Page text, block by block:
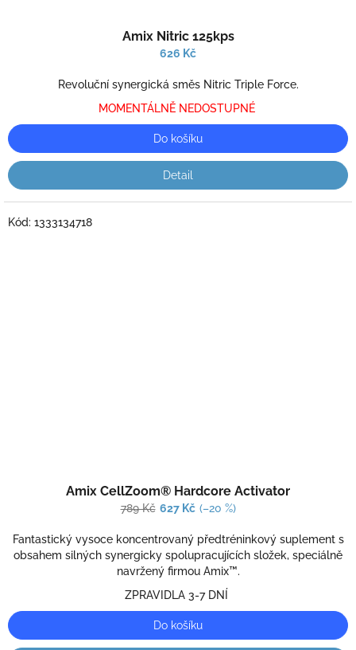
hodnocení
produktu
3,0
5
hvězdiček.
Amix Nitric 125kps
626 Kč
Revoluční synergická směs Nitric Triple Force.
MOMENTÁLNĚ NEDOSTUPNÉ
Do košíku
Detail
hodnocení
produktu
5,0
z
5
hvězdiček.
Amix CellZoom® Hardcore Activator
789 Kč 627 Kč (–20 %)
Fantastický vysoce koncentrovaný předtréninkový suplement s
obsahem silných synergicky spolupracujících složek, speciálně
navržený firmou Amix™.
ZPRAVIDLA 3-7 DNÍ
Do košíku
Kód: 1333134718